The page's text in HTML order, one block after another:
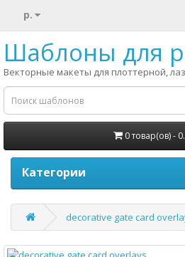
р.
Шаблоны для
Векторные макеты для плоттерной,
0 товар(ов) -
Категории
decorative gate card